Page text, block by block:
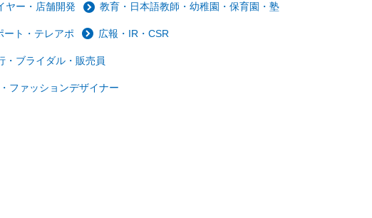
ヤー・店舗開発 教育・日本語教師・幼稚園・保育園・塾
ート・テレアポ 広報・IR・CSR
・ブライダル・販売員
ファッションデザイナー